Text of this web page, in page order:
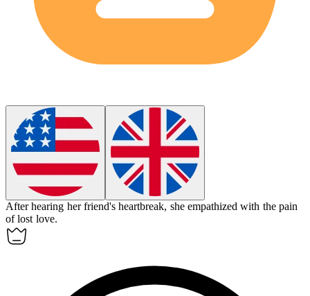
After hearing her friend's heartbreak, she empathized with the pain
of lost love.